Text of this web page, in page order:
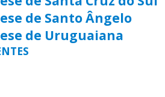
de Santo Ângelo
de Uruguaiana